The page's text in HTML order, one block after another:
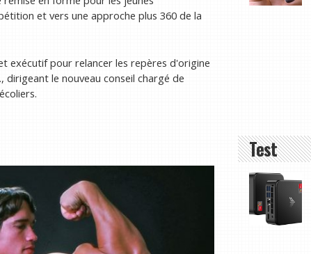
et vers une approche plus 360 de la
exécutif pour relancer les repères d'origine
dirigeant le nouveau conseil chargé de
Test